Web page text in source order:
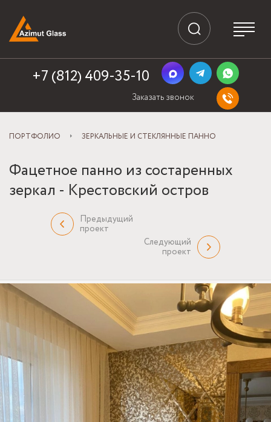
+7 (812) 409-35-10
Заказать звонок
ПОРТФОЛИО ЗЕРКАЛЬНЫЕ И СТЕКЛЯННЫЕ ПАННО
Фацетное панно из состаренных
зеркал - Крестовский остров
Предыдущий
проект
Следующий
проект